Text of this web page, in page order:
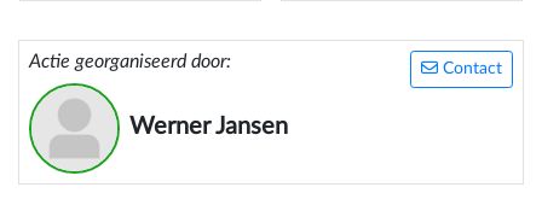
Contact
Actie georganiseerd door:
Werner Jansen